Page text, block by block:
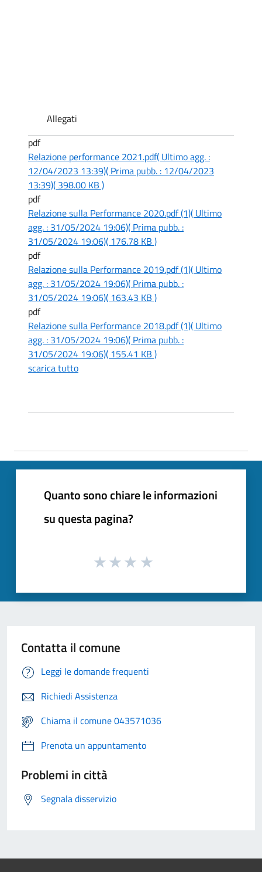
Allegati
pdf
Relazione performance 2021.pdf( Ultimo agg. :
12/04/2023 13:39)( Prima pubb. : 12/04/2023
13:39)( 398.00 KB )
pdf
Relazione sulla Performance 2020.pdf (1)( Ultimo
agg. : 31/05/2024 19:06)( Prima pubb. :
31/05/2024 19:06)( 176.78 KB )
pdf
Relazione sulla Performance 2019.pdf (1)( Ultimo
agg. : 31/05/2024 19:06)( Prima pubb. :
31/05/2024 19:06)( 163.43 KB )
pdf
Relazione sulla Performance 2018.pdf (1)( Ultimo
agg. : 31/05/2024 19:06)( Prima pubb. :
31/05/2024 19:06)( 155.41 KB )
scarica tutto
Quanto sono chiare le informazioni
su questa pagina?
Contatta il comune
Leggi le domande frequenti
Richiedi Assistenza
Chiama il comune 043571036
Prenota un appuntamento
Problemi in città
Segnala disservizio